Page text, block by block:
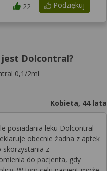
Podziękuj
22
Dolcontral?
0,1/2ml
Kobieta, 44 lata
posiadania leku Dolcontral
obecnie żadna z aptek
skorzystania z
do pacjenta, gdy